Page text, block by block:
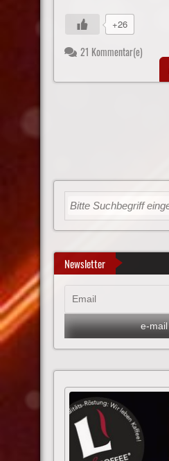
+26
21 Kommentar(e)
Newsletter